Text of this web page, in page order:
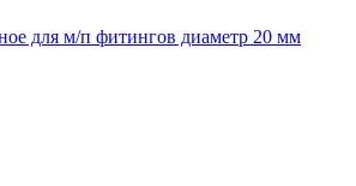
для м/п фитингов диаметр 20 мм